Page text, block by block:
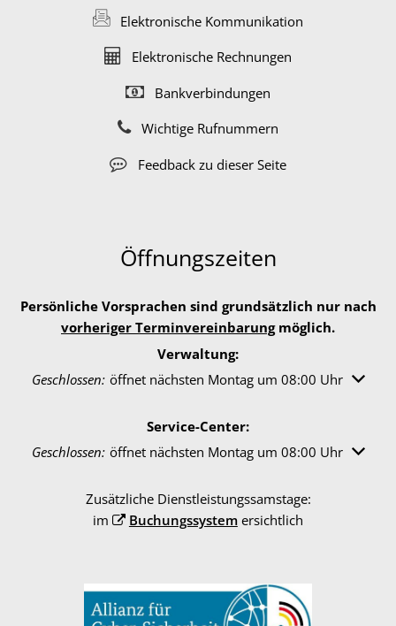
Elektronische Kommunikation
Elektronische Rechnungen
Bankverbindungen
Wichtige Rufnummern
Feedback zu dieser Seite
Öffnungszeiten
Persönliche Vorsprachen sind grundsätzlich nur nach
vorheriger Terminvereinbarungmöglich.
Verwaltung:
Klicken, um weitere Öffnungs- oder Schließzeiten
Geschlossen: öffnet nächsten Montag um 08:00 Uhr
Service-Center:
Klicken, um weitere Öffnungs- oder Schließzeiten
Geschlossen: öffnet nächsten Montag um 08:00 Uhr
Zusätzliche Dienstleistungssamstage:
im
Buchungssystemersichtlich